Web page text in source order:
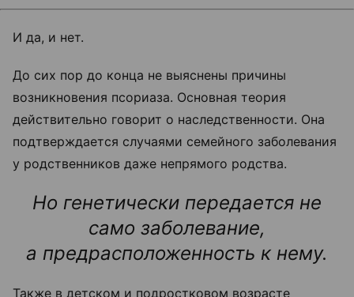
И да, и нет.
До сих пор до конца не выяснены причины
возникновения псориаза. Основная теория
действительно говорит о наследственности. Она
подтверждается случаями семейного заболевания
у родственников даже непрямого родства.
Но генетически передается не
само заболевание,
а предрасположенность к нему.
Также в детском и подростковом возрасте